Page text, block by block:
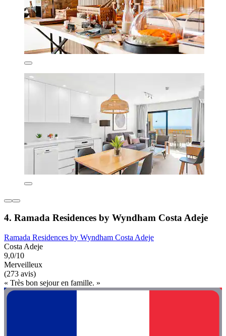
4. Ramada Residences by Wyndham Costa Adeje
Ramada Residences by Wyndham Costa Adeje
Costa Adeje
9,0/10
Merveilleux
(273 avis)
« Très bon sejour en famille. »